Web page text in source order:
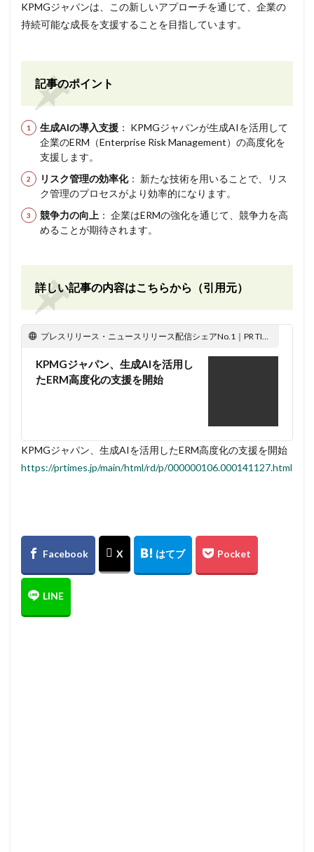
KPMGジャパンは、この新しいアプローチを通じて、企業の
持続可能な成長を支援することを目指しています。
記事のポイント
生成AIの導入支援 ： KPMGジャパンが生成AIを活用して
企業のERM（Enterprise Risk Management）の高度化を
支援します。
リスク管理の効率化： 新たな技術を用いることで、リス
ク管理のプロセスがより効率的になります。
競争力の向上 ： 企業はERMの強化を通じて、競争力を高
めることが期待されます。
詳しい記事の内容はこちらから（引用元）
プレスリリース・ニュースリリース配信シェアNo.1｜PR TIMES
KPMGジャパン、生成AIを活用し
たERM高度化の支援を開始
KPMGジャパン、生成AIを活用したERM高度化の支援を開始
https://prtimes.jp/main/html/rd/p/000000106.000141127.html